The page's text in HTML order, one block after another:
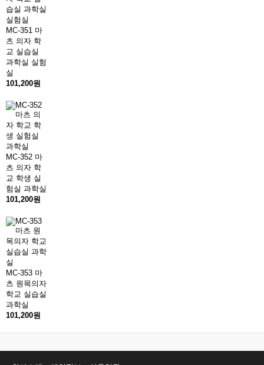
MC-351 마
츠 의자 학
교 실습실
과학실 실험
실
101,200원
MC-352 마
츠 의자 학
교 학생 실
험실 과학실
101,200원
MC-353 마
츠 원목의자
학교 실습실
과학실
101,200원